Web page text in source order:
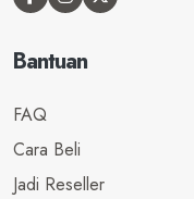
Bantuan
FAQ
Cara Beli
Jadi Reseller